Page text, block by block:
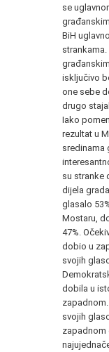
se
BiH
isključivo
one sebe
drugo
Iako
rezultat u
sredinama
su stranke
dijela
glasalo
Mostaru,
47%.
dobio u
svojih
dobila u
svojih
zapadnom